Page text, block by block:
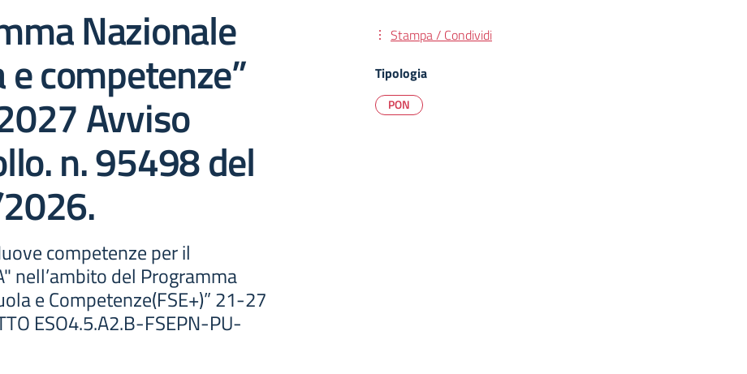
Nazionale
e competenze”
Avviso
n. 95498 del
competenze per il
nell’ambito del Programma
e Competenze(FSE+)” 21-27
ESO4.5.A2.B-FSEPN-PU-
Stampa / Condividi
Tipologia
PON